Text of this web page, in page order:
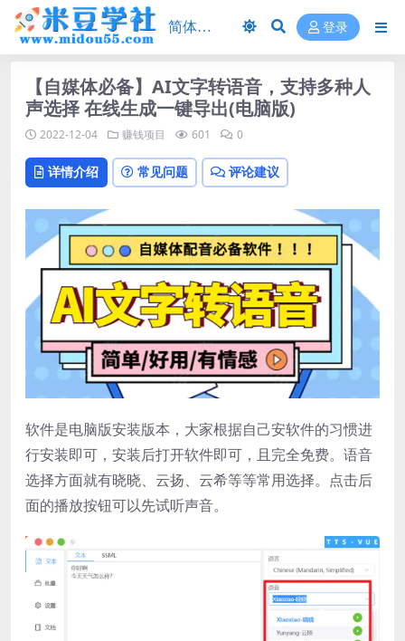
登录
【自媒体必备】AI文字转语音，支持多种人
声选择 在线生成一键导出(电脑版)
2022-12-04 赚钱项目 601 0
详情介绍 常见问题 评论建议
软件是电脑版安装版本，大家根据自己安软件的习惯进
行安装即可，安装后打开软件即可，且完全免费。语音
选择方面就有晓晓、云扬、云希等等常用选择。点击后
面的播放按钮可以先试听声音。